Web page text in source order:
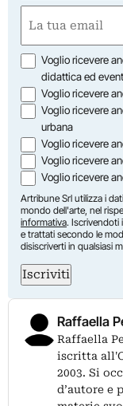
First
(Required)
Opzioni
Voglio ricevere
didattica ed
Voglio ricevere
Voglio ricevere
urbana
Voglio ricevere
Voglio ricevere
Voglio ricevere
Artribune Srl utilizza i
mondo dell'arte, nel
informativa. Iscrivendoti
e trattati secondo le
disiscriverti in qualsiasi
Iscriviti
Raffaella
Raffaella
iscritta
2003. Si
d’autore e